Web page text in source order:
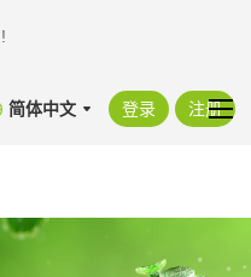
!
简体中文 登录 注册